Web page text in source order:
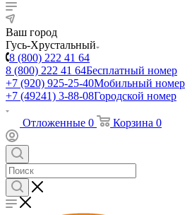
Ваш город
Гусь-Хрустальный
8 (800) 222 41 64
8 (800) 222 41 64Бесплатный номер
+7 (920) 925-25-40Мобильный номер
+7 (49241) 3-88-08Городской номер
Отложенные 0 Корзина 0